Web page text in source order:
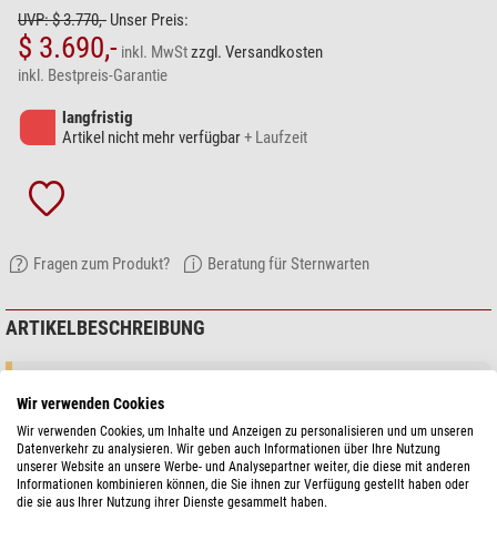
UVP: $ 3.770,- Unser Preis:
$ 3.690,- inkl. MwStzzgl. Versandkosten
inkl. Bestpreis-Garantie
langfristig
Artikel nicht mehr verfügbar+ Laufzeit
Fragen zum Produkt? Beratung für Sternwarten
ARTIKELBESCHREIBUNG
könnenin nur wenigen Stunden
Wir halten die Kuppeln in unserem Lager in Deutschland vor,
versenden sie schnell und kostengünstigund bieten einen
Kundenservice in verschiedenen Sprachen.
Wir verwenden Cookies
Wir verwenden Cookies, um Inhalte und Anzeigen zu personalisieren und um unseren
Datenverkehr zu analysieren. Wir geben auch Informationen über Ihre Nutzung
unserer Website an unsere Werbe- und Analysepartner weiter, die diese mit anderen
Informationen kombinieren können, die Sie ihnen zur Verfügung gestellt haben oder
die sie aus Ihrer Nutzung ihrer Dienste gesammelt haben.